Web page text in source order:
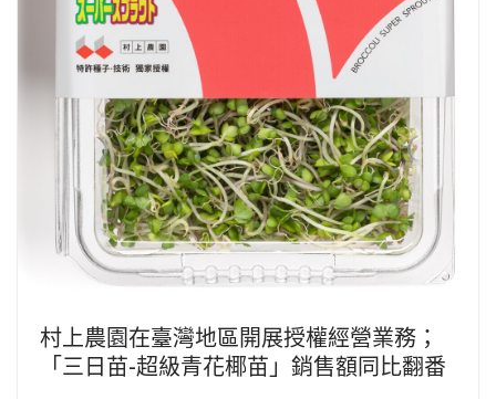
村上農園在臺灣地區開展授權經營業務；
「三日苗-超級青花椰苗」銷售額同比翻番